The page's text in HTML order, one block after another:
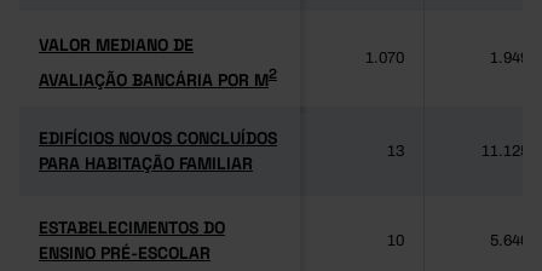
VALOR MEDIANO DE
AVALIAÇÃO BANCÁRIA POR M2
VALOR MEDIANO DE
AVALIAÇÃO BANCÁRIA POR M2
1.070 1.949
EDIFÍCIOS NOVOS CONCLUÍDOS
PARA HABITAÇÃO FAMILIAR
EDIFÍCIOS NOVOS CONCLUÍDOS
PARA HABITAÇÃO FAMILIAR
13 11.125
ESTABELECIMENTOS DO
ENSINO PRÉ-ESCOLAR
ESTABELECIMENTOS DO
ENSINO PRÉ-ESCOLAR
10 5.640